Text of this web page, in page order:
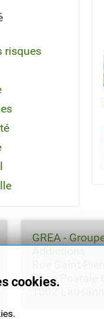
risques
GREA -
Case Postale
cookies.